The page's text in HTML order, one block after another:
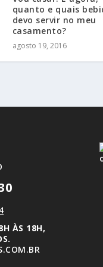
quanto e quais
devo servir no meu
casamento?
agosto 19, 2016
ÀS 18H,